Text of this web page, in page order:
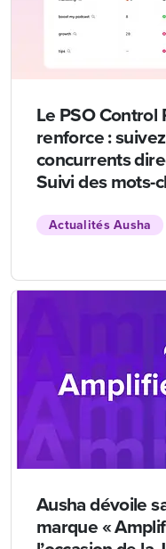
Le PSO Control
renforce :
concurrents
Suivi des mots-
Actualités Ausha
Ausha dévoile
marque «